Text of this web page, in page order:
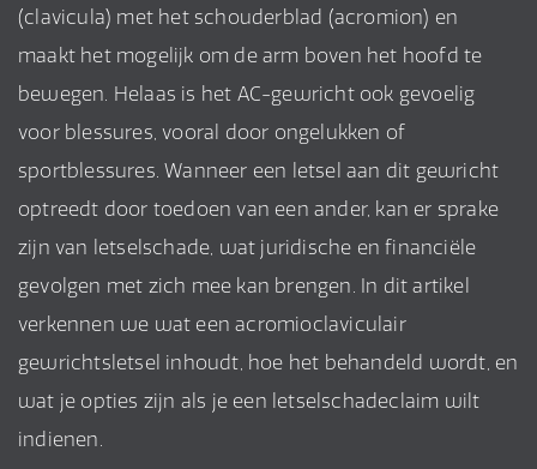
(clavicula) met het schouderblad (acromion) en
maakt het mogelijk om de arm boven het hoofd te
bewegen. Helaas is het AC-gewricht ook gevoelig
voor blessures, vooral door ongelukken of
sportblessures. Wanneer een letsel aan dit gewricht
optreedt door toedoen van een ander, kan er sprake
zijn van letselschade, wat juridische en financiële
gevolgen met zich mee kan brengen. In dit artikel
verkennen we wat een acromioclaviculair
gewrichtsletsel inhoudt, hoe het behandeld wordt, en
wat je opties zijn als je een letselschadeclaim wilt
indienen.